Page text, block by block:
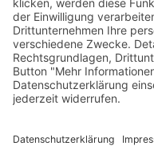
Kauf!
Qualität